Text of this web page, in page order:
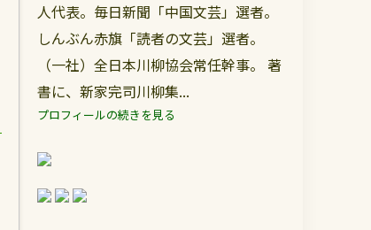
人代表。毎日新聞「中国文芸」選者。
しんぶん赤旗「読者の文芸」選者。
（一社）全日本川柳協会常任幹事。 著
書に、新家完司川柳集...
プロフィールの続きを見る